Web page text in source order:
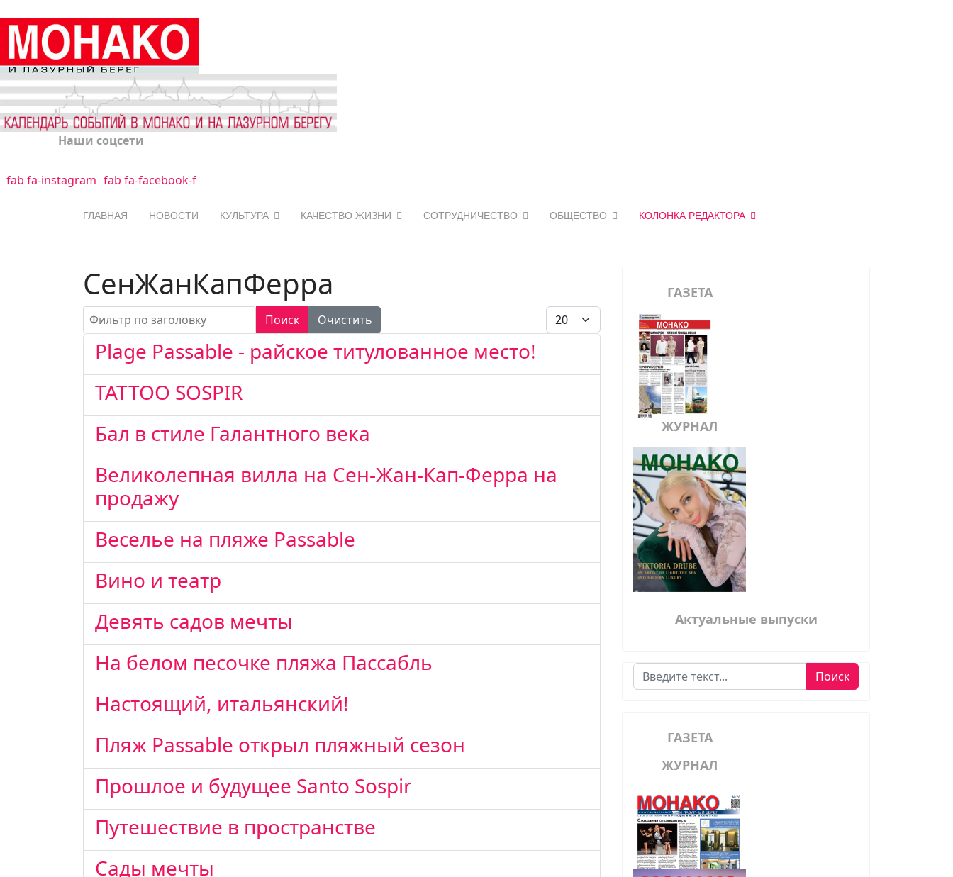
Наши соцсети
fab fa-instagram fab fa-facebook-f
ГЛАВНАЯ НОВОСТИ КУЛЬТУРА КАЧЕСТВО ЖИЗНИ СОТРУДНИЧЕСТВО ОБЩЕСТВО КОЛОНКА РЕДАКТОРА
СенЖанКапФерра
Фильтр по заголовку Поиск Очистить Кол-во строк:
Plage Passable - райское титулованное место!
TATTOO SOSPIR
Бал в стиле Галантного века
Великолепная вилла на Сен-Жан-Кап-Ферра на
продажу
Веселье на пляже Passable
Вино и театр
Девять садов мечты
На белом песочке пляжа Пассабль
Настоящий, итальянский!
Пляж Passable открыл пляжный сезон
Прошлое и будущее Santo Sospir
Путешествие в пространстве
Сады мечты
ГАЗЕТА
ЖУРНАЛ
Актуальные выпуски
Поиск Поиск
ГАЗЕТА
ЖУРНАЛ